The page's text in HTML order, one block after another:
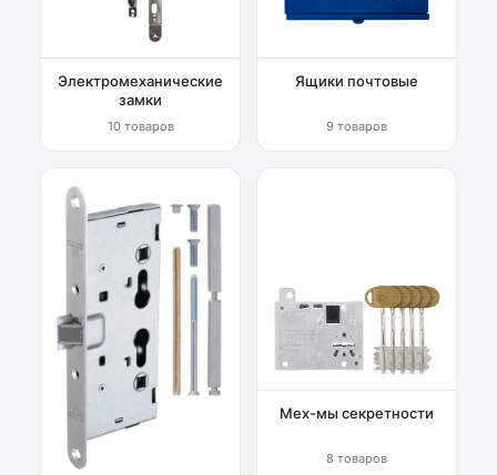
Электромеханические
замки
10 товаров
Ящики почтовые
9 товаров
Мех-мы секретности
8 товаров